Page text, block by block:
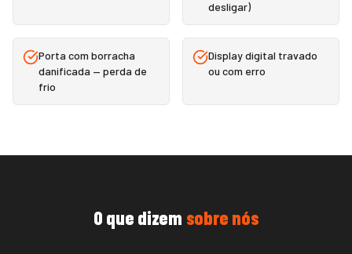
desligar)
Porta com borracha
danificada — perda de
frio
Display digital travado
ou com erro
O que dizem sobre nós